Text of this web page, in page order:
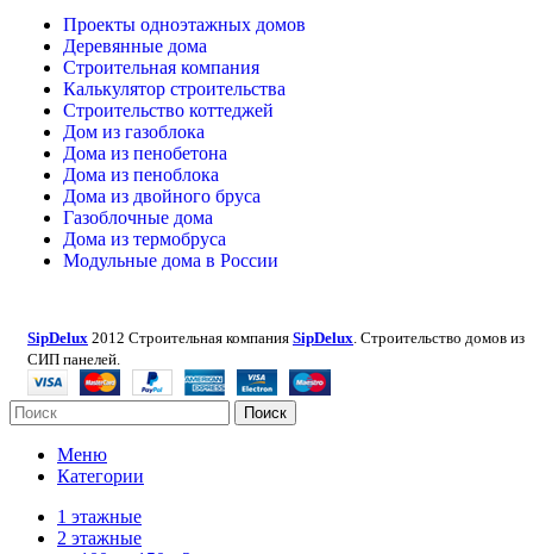
Проекты одноэтажных домов
Деревянные дома
Строительная компания
Калькулятор строительства
Строительство коттеджей
Дом из газоблока
Дома из пенобетона
Дома из пеноблока
Дома из двойного бруса
Газоблочные дома
Дома из термобруса
Модульные дома в России
SipDelux 2012 Строительная компания SipDelux . Строительство домов из
СИП панелей.
Поиск
Меню
Категории
1 этажные
2 этажные